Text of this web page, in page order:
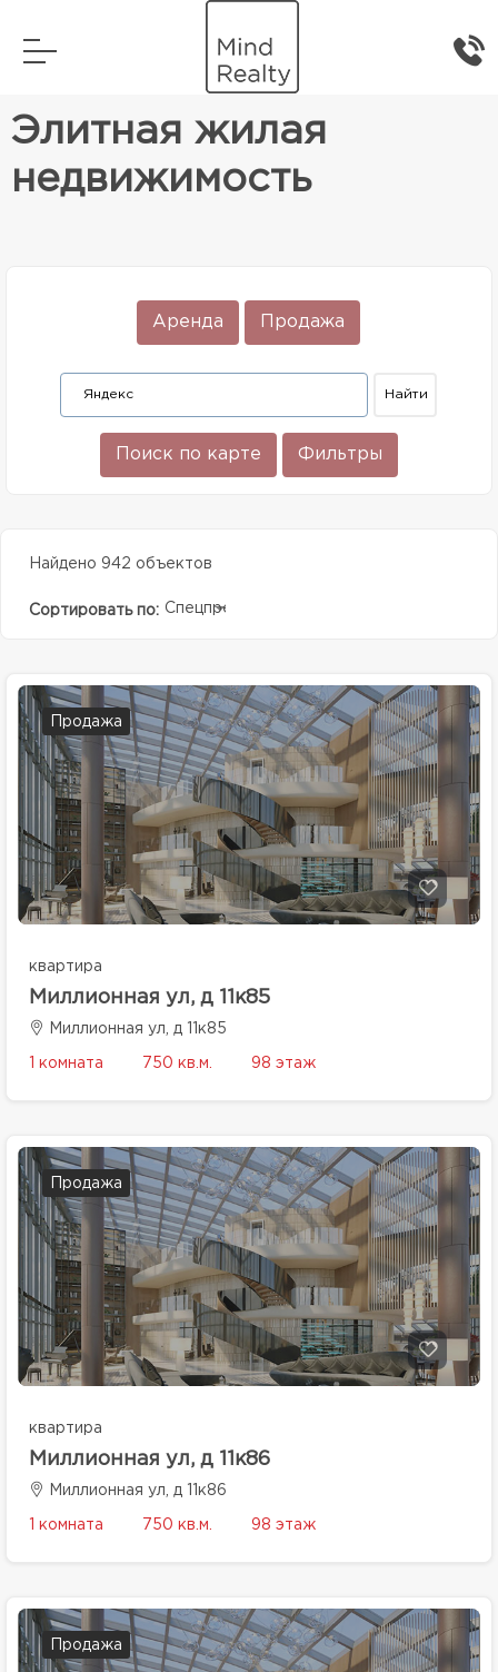
Элитная жилая недвижимость
Элитная жилая
недвижимость
Аренда Продажа
Поиск по карте Фильтры
Найдено 942 объектов
Сортировать по: Спецпредолжение
Продажа
квартира
Миллионная ул, д 11к85
Миллионная ул, д 11к85
1 комната 750 кв.м. 98 этаж
Продажа
квартира
Миллионная ул, д 11к86
Миллионная ул, д 11к86
1 комната 750 кв.м. 98 этаж
Продажа